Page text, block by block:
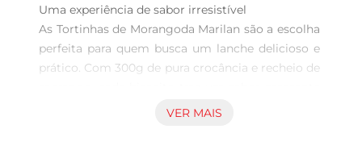
Uma experiência de sabor irresistível
As Tortinhas de Morangoda Marilan são a escolha
perfeita para quem busca um lanche delicioso e
prático. Com 300g de pura crocância e recheio de
que agrada a todos os paladares. Ideal para
VER MAIS